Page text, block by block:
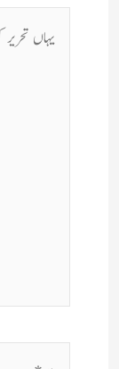
یہاں
تحریر